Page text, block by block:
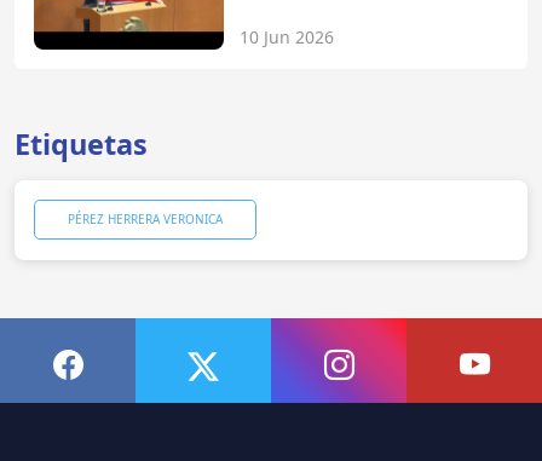
10 Jun 2026
Etiquetas
PÉREZ HERRERA VERONICA